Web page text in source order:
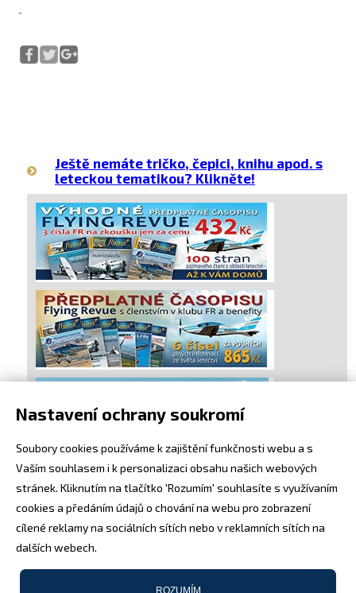
Ještě nemáte tričko, čepici, knihu apod. s
leteckou tematikou? Klikněte!
Nastavení ochrany soukromí
Soubory cookies používáme k zajištění funkčnosti webu a s
Vaším souhlasem i k personalizaci obsahu našich webových
stránek. Kliknutím na tlačítko 'Rozumím' souhlasíte s využívaním
cookies a předáním údajů o chování na webu pro zobrazení
cílené reklamy na sociálních sítích nebo v reklamních sítích na
dalších webech.
ROZUMÍM